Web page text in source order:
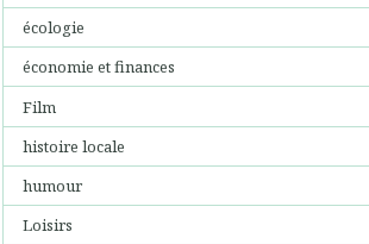
écologie
économie et finances
Film
histoire locale
humour
Loisirs